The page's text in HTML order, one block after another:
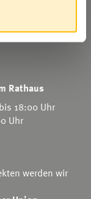
Rathaus
18:00 Uhr
Uhr
werden wir